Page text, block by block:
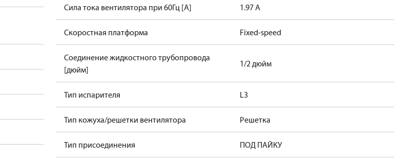
Сила тока вентилятора при 60Гц [А] 1.97 А
Скоростная платформа Fixed-speed
Соединение жидкостного трубопровода
[дюйм]
1/2 дюйм
Тип испарителя L3
Тип кожуха/решетки вентилятора Решетка
Тип присоединения ПОД ПАЙКУ